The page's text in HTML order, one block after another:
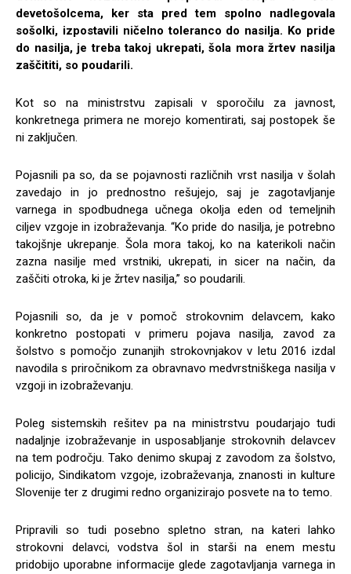
devetošolcema, ker sta pred tem spolno nadlegovala
sošolki, izpostavili ničelno toleranco do nasilja. Ko pride
do nasilja, je treba takoj ukrepati, šola mora žrtev nasilja
zaščititi, so poudarili.
Kot so na ministrstvu zapisali v sporočilu za javnost,
konkretnega primera ne morejo komentirati, saj postopek še
ni zaključen.
Pojasnili pa so, da se pojavnosti različnih vrst nasilja v šolah
zavedajo in jo prednostno rešujejo, saj je zagotavljanje
varnega in spodbudnega učnega okolja eden od temeljnih
ciljev vzgoje in izobraževanja. “Ko pride do nasilja, je potrebno
takojšnje ukrepanje. Šola mora takoj, ko na katerikoli način
zazna nasilje med vrstniki, ukrepati, in sicer na način, da
zaščiti otroka, ki je žrtev nasilja,” so poudarili.
Pojasnili so, da je v pomoč strokovnim delavcem, kako
konkretno postopati v primeru pojava nasilja, zavod za
šolstvo s pomočjo zunanjih strokovnjakov v letu 2016 izdal
navodila s priročnikom za obravnavo medvrstniškega nasilja v
vzgoji in izobraževanju.
Poleg sistemskih rešitev pa na ministrstvu poudarjajo tudi
nadaljnje izobraževanje in usposabljanje strokovnih delavcev
na tem področju. Tako denimo skupaj z zavodom za šolstvo,
policijo, Sindikatom vzgoje, izobraževanja, znanosti in kulture
Slovenije ter z drugimi redno organizirajo posvete na to temo.
Pripravili so tudi posebno spletno stran, na kateri lahko
strokovni delavci, vodstva šol in starši na enem mestu
pridobijo uporabne informacije glede zagotavljanja varnega in